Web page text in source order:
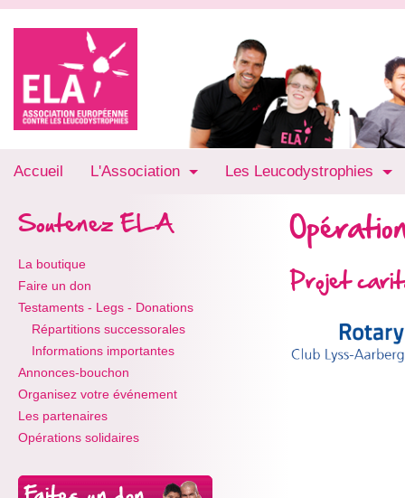
Accueil L'Association Les Leucodystrophies
Soutenez ELA
La boutique
Faire un don
Testaments - Legs - Donations
Répartitions successorales
Informations importantes
Annonces-bouchon
Organisez votre événement
Les partenaires
Opérations solidaires
Projet